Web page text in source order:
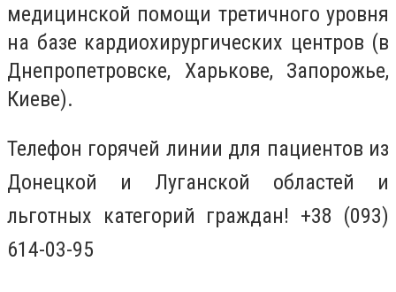
медицинской помощи третичного уровня
на базе кардиохирургических центров (в
Днепропетровске, Харькове, Запорожье,
Киеве).
Телефон горячей линии для пациентов из
Донецкой и Луганской областей и
льготных категорий граждан! +38 (093)
614-03-95